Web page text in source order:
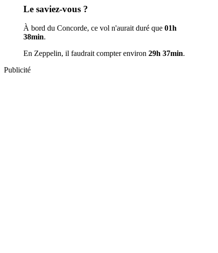
Le saviez-vous ?
À bord du Concorde, ce vol n'aurait duré que 01h
38min.
En Zeppelin, il faudrait compter environ 29h 37min.
Publicité